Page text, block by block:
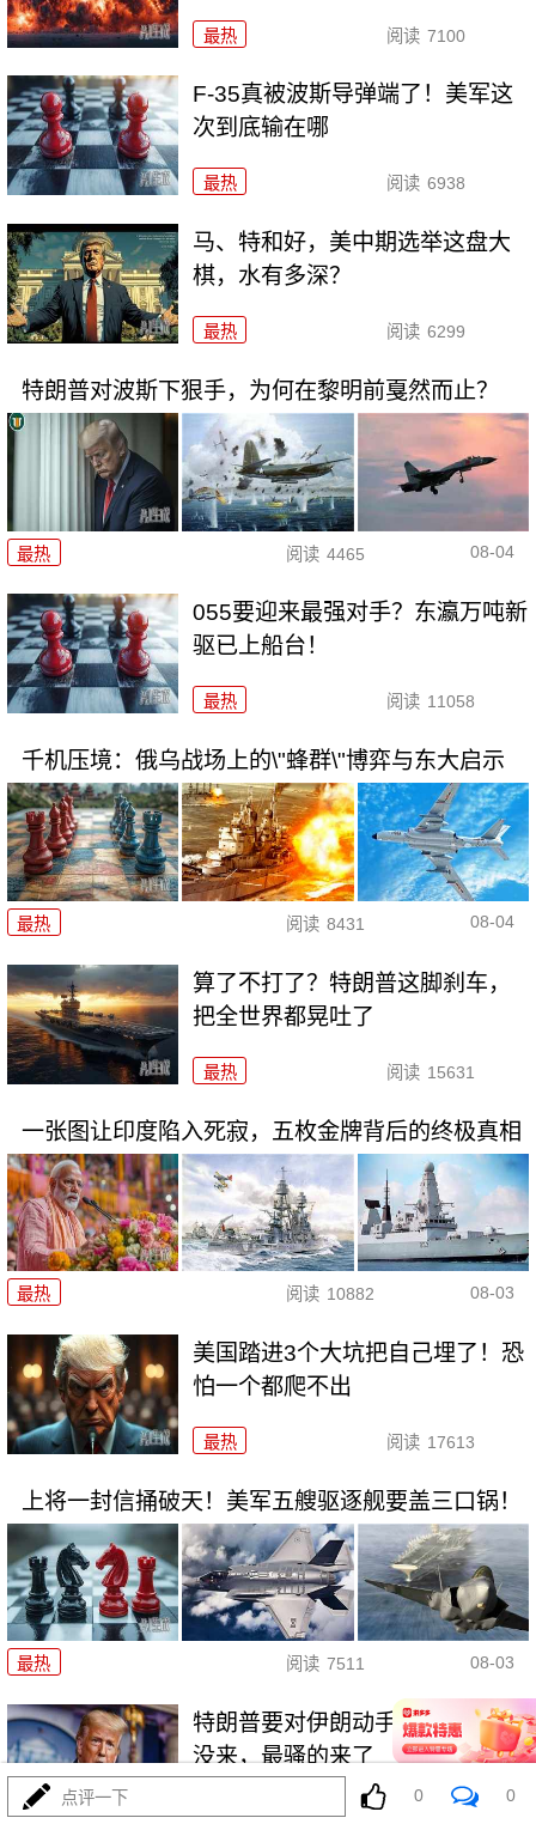
最热 阅读 7100
F-35真被波斯导弹端了！美军这
次到底输在哪
最热 阅读 6938
马、特和好，美中期选举这盘大
棋，水有多深？
最热 阅读 6299
特朗普对波斯下狠手，为何在黎明前戛然而止？
最热 阅读 4465 08-04
055要迎来最强对手？东瀛万吨新
驱已上船台！
最热 阅读 11058
千机压境：俄乌战场上的\"蜂群\"博弈与东大启示
最热 阅读 8431 08-04
算了不打了？特朗普这脚刹车，
把全世界都晃吐了
最热 阅读 15631
一张图让印度陷入死寂，五枚金牌背后的终极真相
最热 阅读 10882 08-03
美国踏进3个大坑把自己埋了！恐
怕一个都爬不出
最热 阅读 17613
上将一封信捅破天！美军五艘驱逐舰要盖三口锅！
最热 阅读 7511 08-03
特朗普要对伊朗动手？最狠的还
没来，最骚的来了
最热
点评一下 0 0